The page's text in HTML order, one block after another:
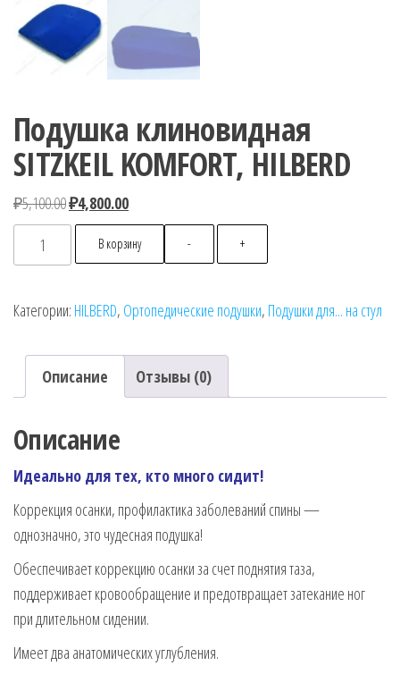
Подушка клиновидная
SITZKEIL KOMFORT, HILBERD
₽5,100.00Первоначальная
цена
составляла
₽4,800.00Текущая
цена:
₽4,800.00.
-
Количество
товара
клиновидная
KOMFORT,
HILBERD
+
В корзину
Категории: HILBERD, Ортопедические подушки, Подушки для... на стул
Описание Отзывы (0)
Описание
Идеально для тех, кто много сидит!
Коррекция осанки, профилактика заболеваний спины —
однозначно, это чудесная подушка!
Обеспечивает коррекцию осанки за счет поднятия таза,
поддерживает кровообращение и предотвращает затекание ног
при длительном сидении.
Имеет два анатомических углубления.